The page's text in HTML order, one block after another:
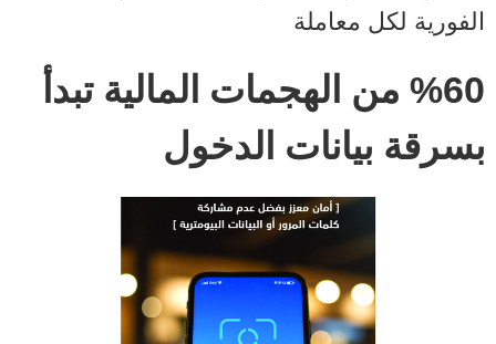
الفورية لكل معاملة
%60 من الهجمات المالية تبدأ
بسرقة بيانات الدخول